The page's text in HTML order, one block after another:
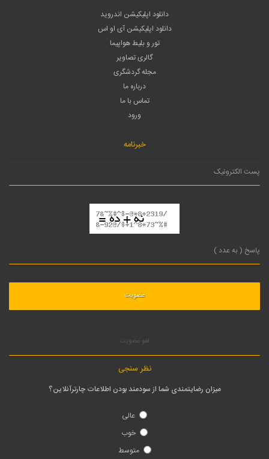
دانلود اپلیکیشن اندروید
دانلود اپلیکیشن آی او اس
تور و بلیط هواپیما
گالری تصاویر
مجله گردشگری
درباره ما
تماس با ما
ورود
خبرنامه
لغو عضویت
نظر سنجی
میزان رضایتمندی شما از سودمند بودن اطلاعات چارترآنلاین؟
عالی
خوب
متوسط